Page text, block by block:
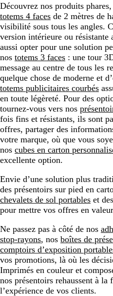
Découvrez nos produits
totems 4 faces de 2 mètres de
visibilité sous tous les angles.
version intérieure ou résistante
aussi opter pour une solution
nos totems 3 faces : une tour
message au centre de tous les
quelque chose de moderne et
totems publicitaires courbés
en toute légèreté. Pour des
tournez-vous vers nos
fois fins et résistants, ils sont
offres, partager des
votre marque, où que vous
nos cubes en carton
excellente option.
Envie d’une solution plus
des présentoirs sur pied en
chevalets de sol portables et des
pour mettre vos offres en
Ne passez pas à côté de nos
stop-rayons, nos boîtes de
comptoirs d’exposition
vos promotions, là où les
Imprimés en couleur et
nos présentoirs rehaussent à
l’expérience de vos clients.